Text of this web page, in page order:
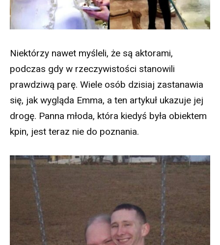
Niektórzy nawet myśleli, że są aktorami,
podczas gdy w rzeczywistości stanowili
prawdziwą parę. Wiele osób dzisiaj zastanawia
się, jak wygląda Emma, a ten artykuł ukazuje jej
drogę. Panna młoda, która kiedyś była obiektem
kpin, jest teraz nie do poznania.